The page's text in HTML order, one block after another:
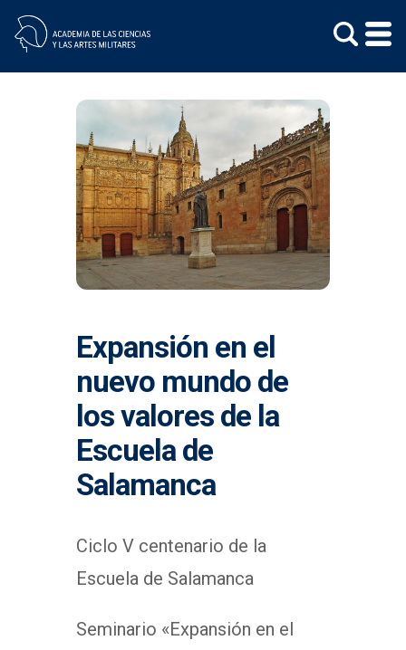
Expansión en el
nuevo mundo de
los valores de la
Escuela de
Salamanca
Ciclo V centenario de la
Escuela de Salamanca
Seminario «Expansión en el